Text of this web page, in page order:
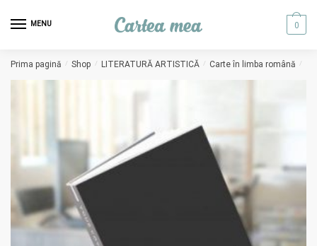
MENU 0
Prima pagină / Shop / LITERATURĂ ARTISTICĂ / Carte în limba română /